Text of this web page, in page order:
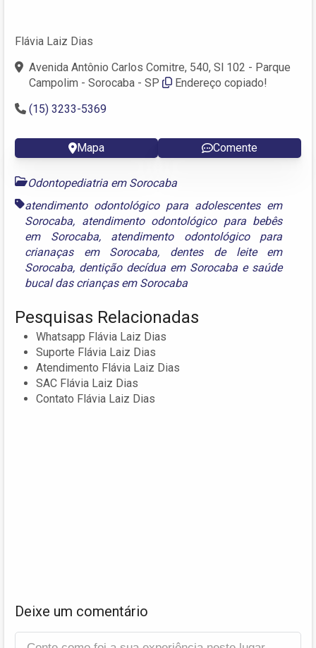
Flávia Laiz Dias
Avenida Antônio Carlos Comitre, 540, Sl 102 - Parque
Campolim - Sorocaba - SP
Endereço copiado!
(15) 3233-5369
Mapa Comente
Odontopediatria em Sorocaba
atendimento odontológico para adolescentes em
Sorocaba, atendimento odontológico para bebês
em Sorocaba, atendimento odontológico para
crianaças em Sorocaba, dentes de leite em
Sorocaba, dentição decídua em Sorocaba e saúde
bucal das crianças em Sorocaba
Pesquisas Relacionadas
Whatsapp Flávia Laiz Dias
Suporte Flávia Laiz Dias
Atendimento Flávia Laiz Dias
SAC Flávia Laiz Dias
Contato Flávia Laiz Dias
Deixe um comentário